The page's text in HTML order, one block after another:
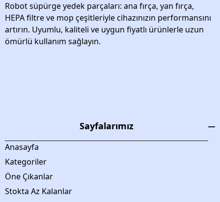
Robot süpürge yedek parçaları: ana fırça, yan fırça,
HEPA filtre ve mop çeşitleriyle cihazınızın performansını
artırın. Uyumlu, kaliteli ve uygun fiyatlı ürünlerle uzun
ömürlü kullanım sağlayın.
Sayfalarımız
Anasayfa
Kategoriler
Öne Çıkanlar
Stokta Az Kalanlar